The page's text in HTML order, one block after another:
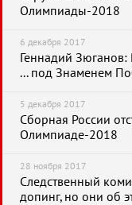
Олимпиады-2018
6 декабря 2017
Геннадий Зюганов:
... под Знаменем
5 декабря 2017
Сборная России
Олимпиаде-2018
28 ноября 2017
Следственный
допинг, но они об